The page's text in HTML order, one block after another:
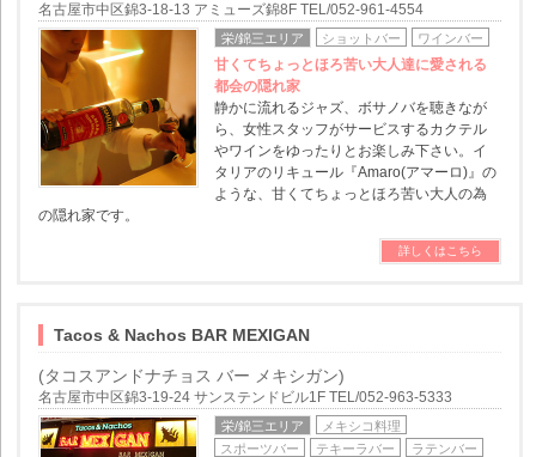
名古屋市中区錦3-18-13 アミューズ錦8F TEL/052-961-4554
栄/錦三エリア ショットバー ワインバー
甘くてちょっとほろ苦い大人達に愛される
都会の隠れ家
静かに流れるジャズ、ボサノバを聴きなが
ら、女性スタッフがサービスするカクテル
やワインをゆったりとお楽しみ下さい。イ
タリアのリキュール『Amaro(アマーロ)』の
ような、甘くてちょっとほろ苦い大人の為
の隠れ家です。
詳しくはこちら
Tacos & Nachos BAR MEXIGAN
(タコスアンドナチョス バー メキシガン)
名古屋市中区錦3-19-24 サンステンドビル1F TEL/052-963-5333
栄/錦三エリア
メキシコ料理
スポーツバー
テキーラバー ラテンバー